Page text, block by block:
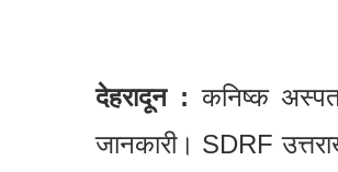
देहरादून :कनिष्क
जानकारी। SDRF